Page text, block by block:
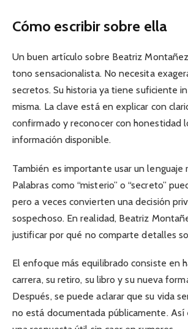
Cómo escribir sobre ella
Un buen artículo sobre Beatriz
tono sensacionalista. No necesita
secretos. Su historia ya tiene suficiente
misma. La clave está en explicar con
confirmado y reconocer con honestidad
información disponible.
También es importante usar un lenguaje
Palabras como “misterio” o “secreto”
pero a veces convierten una decisión
sospechoso. En realidad, Beatriz
justificar por qué no comparte detalles
El enfoque más equilibrado consiste en
carrera, su retiro, su libro y su nueva
Después, se puede aclarar que su vida
no está documentada públicamente. Así